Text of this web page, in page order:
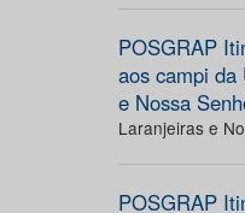
POSGRAP
aos campi da
e Nossa
Laranjeiras e
POSGRAP